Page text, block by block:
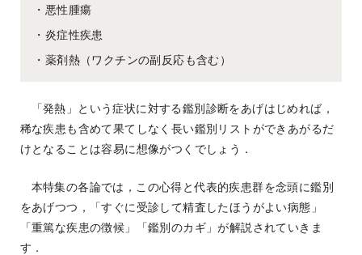
・悪性腫瘍
・炎症性疾患
・薬剤熱（ワクチンの副反応も含む）
「発熱」という症状に対する鑑別診断をあげはじめれば，
稀な疾患も含めて果てしなく長い鑑別リストができあがるだ
けとなることは容易に想像がつくでしょう．
本特集の各論では，この心得と代表的疾患群を念頭に鑑別
をあげつつ，「すぐに受診して精査したほうがよい病態」
「重篤な疾患の徴候」「鑑別のカギ」が解説されていきま
す．